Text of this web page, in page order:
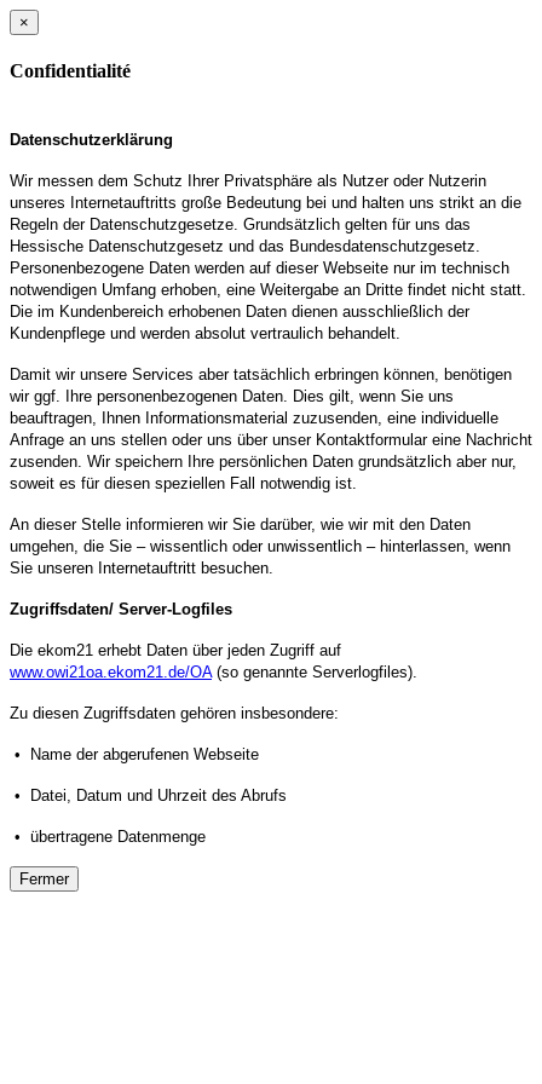
×
Confidentialité
Datenschutzerklärung
Wir messen dem Schutz Ihrer Privatsphäre als Nutzer oder Nutzerin
unseres Internetauftritts große Bedeutung bei und halten uns strikt an die
Regeln der Datenschutzgesetze. Grundsätzlich gelten für uns das
Hessische Datenschutzgesetz und das Bundesdatenschutzgesetz.
Personenbezogene Daten werden auf dieser Webseite nur im technisch
notwendigen Umfang erhoben, eine Weitergabe an Dritte findet nicht statt.
Die im Kundenbereich erhobenen Daten dienen ausschließlich der
Kundenpflege und werden absolut vertraulich behandelt.
Damit wir unsere Services aber tatsächlich erbringen können, benötigen
wir ggf. Ihre personenbezogenen Daten. Dies gilt, wenn Sie uns
beauftragen, Ihnen Informationsmaterial zuzusenden, eine individuelle
Anfrage an uns stellen oder uns über unser Kontaktformular eine Nachricht
zusenden. Wir speichern Ihre persönlichen Daten grundsätzlich aber nur,
soweit es für diesen speziellen Fall notwendig ist.
An dieser Stelle informieren wir Sie darüber, wie wir mit den Daten
umgehen, die Sie – wissentlich oder unwissentlich – hinterlassen, wenn
Sie unseren Internetauftritt besuchen.
Zugriffsdaten/ Server-Logfiles
Die ekom21 erhebt Daten über jeden Zugriff auf
www.owi21oa.ekom21.de/OA(so genannte Serverlogfiles).
Zu diesen Zugriffsdaten gehören insbesondere:
• Name der abgerufenen Webseite
• Datei, Datum und Uhrzeit des Abrufs
• übertragene Datenmenge
Fermer